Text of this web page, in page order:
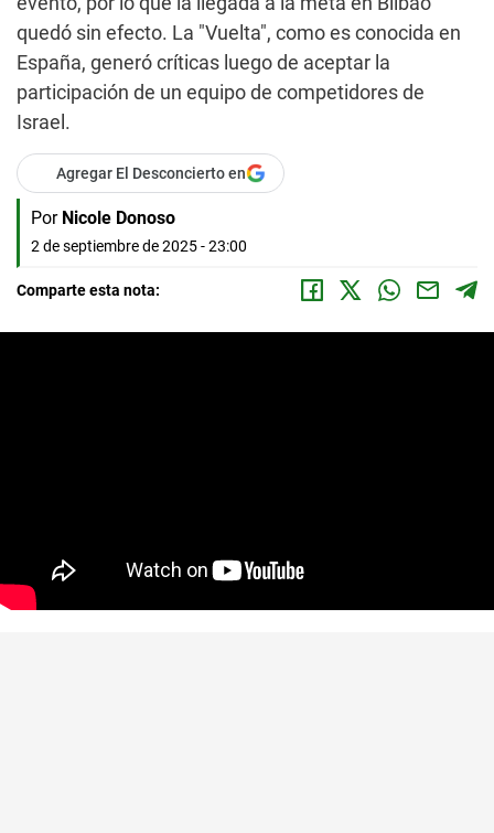
quedó sin efecto. La "Vuelta", como es conocida en
España, generó críticas luego de aceptar la
participación de un equipo de competidores de
Israel.
Agregar El Desconcierto en
Por Nicole Donoso
2 de septiembre de 2025 - 23:00
Comparte esta nota: